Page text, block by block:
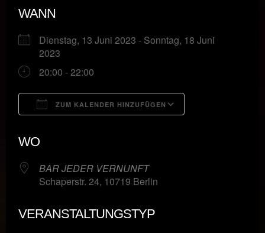
WANN
Dienstag, 13 Juni 2023 - Sonntag, 18 Juni
2023
20:00 - 22:00
ZUM KALENDER HINZUFÜGEN
WO
BAR JEDER VERNUNFT
Schaperstr. 24, 10719 Berlin
VERANSTALTUNGSTYP